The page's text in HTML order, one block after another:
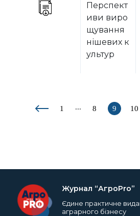
Перспект
иви виро
щування
нішевих к
ультур
1 ... 8 9 10
Журнал “АгроPro”
Єдине практичне
аграрного бізнесу